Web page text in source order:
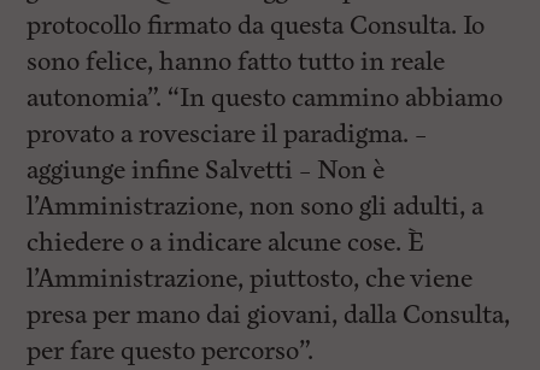
protocollo firmato da questa Consulta. Io
sono felice, hanno fatto tutto in reale
autonomia”. “In questo cammino abbiamo
provato a rovesciare il paradigma. –
aggiunge infine Salvetti – Non è
l’Amministrazione, non sono gli adulti, a
chiedere o a indicare alcune cose. È
l’Amministrazione, piuttosto, che viene
presa per mano dai giovani, dalla Consulta,
per fare questo percorso”.